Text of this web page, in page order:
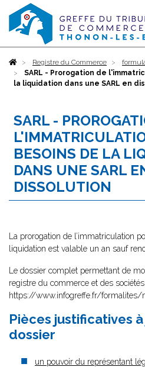
AccueilRegistre du Commerce
SARL - Prorogation de
la liquidation dans une SARL en
SARL -
BESOINS DE LA
DANS UNE SARL
DISSOLUTION
La prorogation de l’immatriculation
liquidation est valable un an sauf
Le dossier complet permettant de
registre du commerce et des
https://www.infogreffe.fr/formalites/
Pièces justificatives
dossier
un pouvoir du représentant